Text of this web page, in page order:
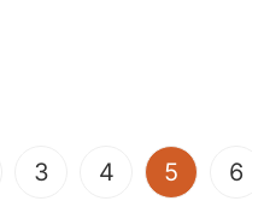
3 4 5 6